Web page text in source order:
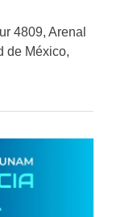
4809, Arenal
de México,